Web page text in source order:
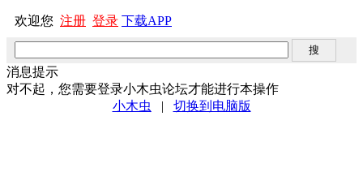
欢迎您 注册 登录 下载APP
消息提示
对不起，您需要登录小木虫论坛才能进行本操作
小木虫 | 切换到电脑版